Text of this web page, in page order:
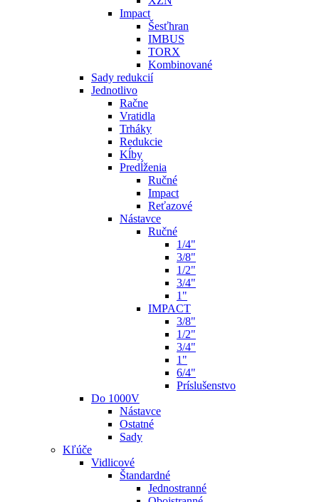
Impact
Šesťhran
IMBUS
TORX
Kombinované
Sady redukcií
Jednotlivo
Račne
Vratidla
Trháky
Redukcie
Kĺby
Predĺženia
Ručné
Impact
Reťazové
Nástavce
Ručné
1/4"
3/8"
1/2"
3/4"
1"
IMPACT
3/8"
1/2"
3/4"
1"
6/4"
Príslušenstvo
Do 1000V
Nástavce
Ostatné
Sady
Kľúče
Vidlicové
Štandardné
Jednostranné